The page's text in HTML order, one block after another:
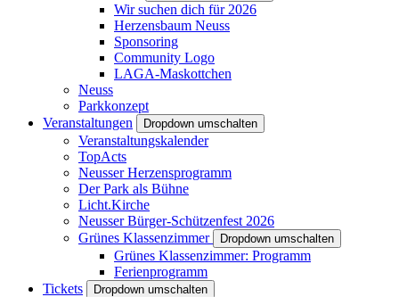
Wir suchen dich für 2026
Herzensbaum Neuss
Sponsoring
Community Logo
LAGA-Maskottchen
Neuss
Parkkonzept
Veranstaltungen
Dropdown umschalten
Veranstaltungskalender
TopActs
Neusser Herzensprogramm
Der Park als Bühne
Licht.Kirche
Neusser Bürger-Schützenfest 2026
Grünes Klassenzimmer
Dropdown umschalten
Grünes Klassenzimmer: Programm
Ferienprogramm
Tickets
Dropdown umschalten